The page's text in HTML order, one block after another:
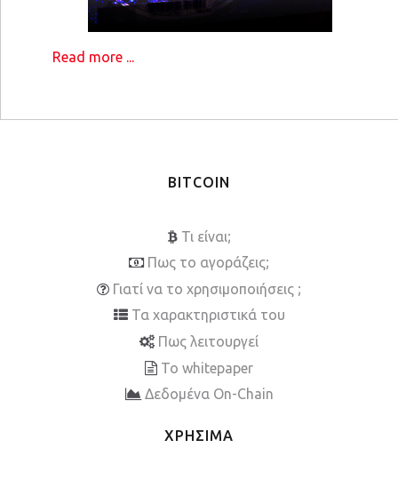
Read more ...
BITCOIN
Τι είναι;
Πως το αγοράζεις;
Γιατί να το χρησιμοποιήσεις ;
Τα χαρακτηριστικά του
Πως λειτουργεί
To whitepaper
Δεδομένα On-Chain
ΧΡΗΣΙΜΑ